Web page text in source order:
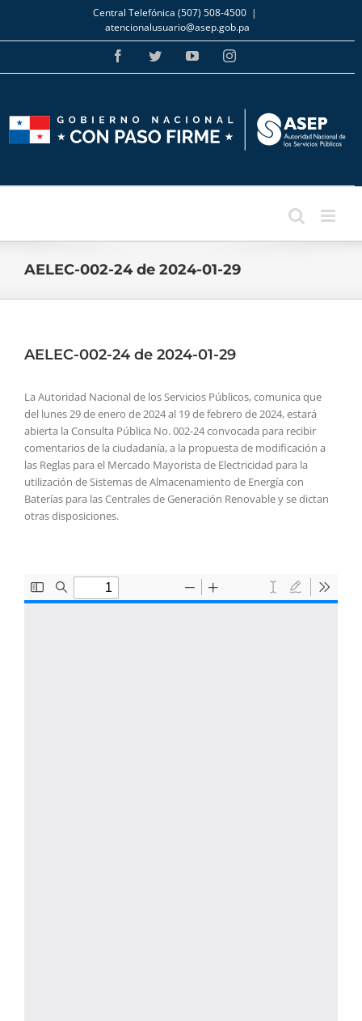
Skip
to
content
Central Telefónica (507) 508-4500 |
atencionalusuario@asep.gob.pa
FacebookTwitterYouTubeInstagram
AELEC-002-24 de 2024-01-29
AELEC-002-24 de 2024-01-29
La Autoridad Nacional de los Servicios Públicos, comunica que
del lunes 29 de enero de 2024 al 19 de febrero de 2024, estará
abierta la Consulta Pública No. 002-24 convocada para recibir
comentarios de la ciudadanía, a la propuesta de modificación a
las Reglas para el Mercado Mayorista de Electricidad para la
utilización de Sistemas de Almacenamiento de Energía con
Baterías para las Centrales de Generación Renovable y se dictan
otras disposiciones.